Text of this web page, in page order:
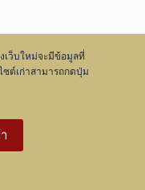
เว็บใหม่จะมีข้อมูลที่
ซต์เก่าสามารถกดปุ่ม